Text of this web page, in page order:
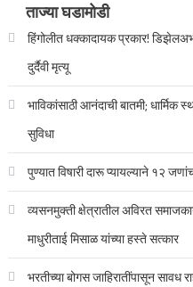
ताज्या घडामोडी
हिंगोलीत धक्कादायक प्रकार!
दुर्दैवी मृत्यू
भाविकांसाठी आनंदाची बातमी; धार्मिक
सुविधा
पुण्यात विषारी दारू प्यायल्याने १२
व्यसनमुक्ती क्षेत्रातील अविरत
माधुरीताई मिसाळ यांच्या हस्ते सत्कार
भरतीच्या बोगस जाहिरातींपासून सावध